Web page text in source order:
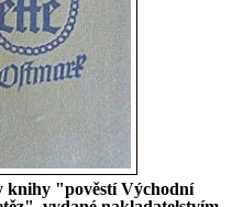
knihy "pověstí Východní